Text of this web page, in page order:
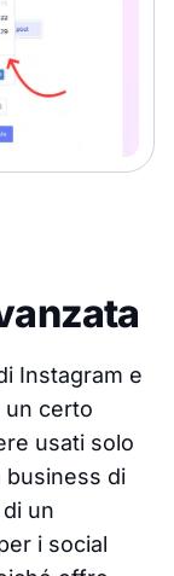
Instagram e
un certo
usati solo
business di
un
i social